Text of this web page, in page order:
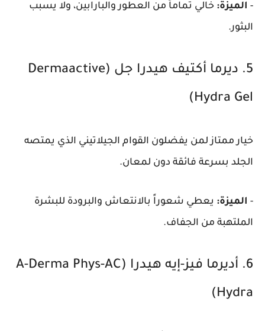
- الميزة: خالي تماماً من العطور والبارابين، ولا يسبب
البثور.
5. ديرما أكتيف هيدرا جل (Dermaactive
Hydra Gel)
خيار ممتاز لمن يفضلون القوام الجيلاتيني الذي يمتصه
الجلد بسرعة فائقة دون لمعان.
- الميزة: يعطي شعوراً بالانتعاش والبرودة للبشرة
الملتهبة من الجفاف.
6. أديرما فيز-إيه هيدرا (A-Derma Phys-AC
Hydra)